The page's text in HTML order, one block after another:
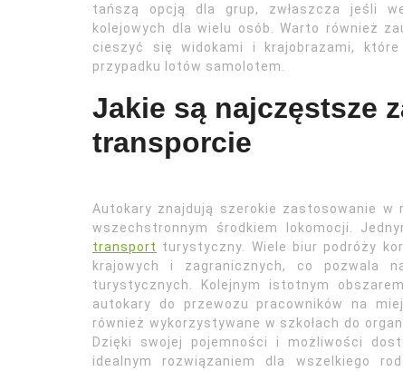
tańszą opcją dla grup, zwłaszcza jeśli
kolejowych dla wielu osób. Warto również
cieszyć się widokami i krajobrazami,
przypadku lotów samolotem.
Jakie są najczęstsze
transporcie
Autokary znajdują szerokie zastosowanie
wszechstronnym środkiem lokomocji.
transport turystyczny. Wiele biur podróży
krajowych i zagranicznych, co pozwala
turystycznych. Kolejnym istotnym
autokary do przewozu pracowników na
również wykorzystywane w szkołach do
Dzięki swojej pojemności i możliwości
idealnym rozwiązaniem dla wszelkiego